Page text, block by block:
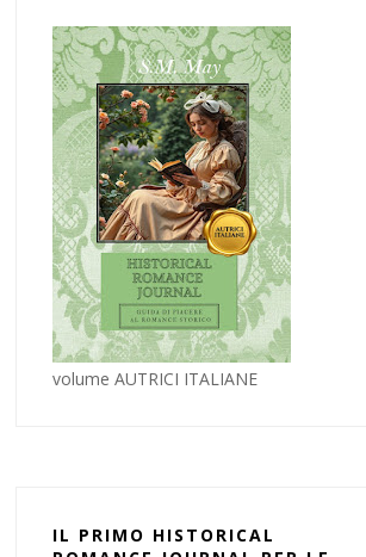
volume AUTRICI ITALIANE
IL PRIMO HISTORICAL